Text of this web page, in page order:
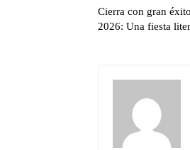
Cierra con gran
2026: Una fiesta